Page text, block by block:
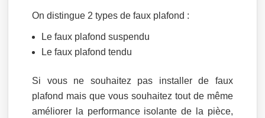
On distingue 2 types de faux plafond :
Le faux plafond suspendu
Le faux plafond tendu
Si vous ne souhaitez pas installer de faux
plafond mais que vous souhaitez tout de même
améliorer la performance isolante de la pièce,